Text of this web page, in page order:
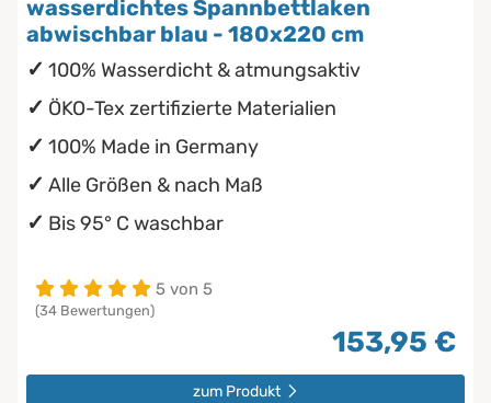
wasserdichtes Spannbettlaken
abwischbar blau - 180x220 cm
100% Wasserdicht & atmungsaktiv
ÖKO-Tex zertifizierte Materialien
100% Made in Germany
Alle Größen & nach Maß
Bis 95° C waschbar
5 von 5
(34 Bewertungen)
153,95 €
zum Produkt